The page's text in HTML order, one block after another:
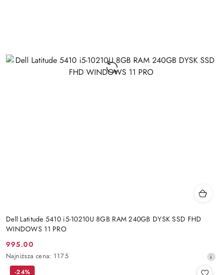
Dell Latitude 5410 i5-10210U 8GB RAM 240GB DYSK SSD FHD
WINDOWS 11 PRO
Cena
promocyjna:
995.00
Najniższa
cena
Najniższa cena: 1175
-24%